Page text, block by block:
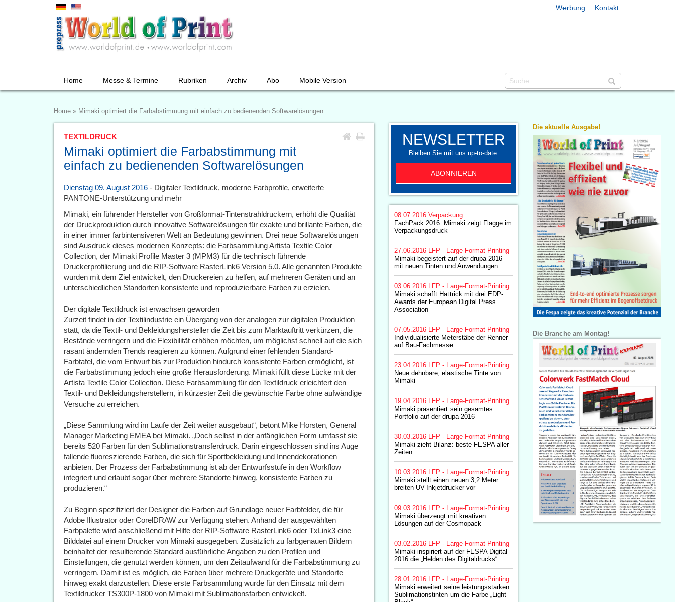
Werbung Kontakt
Home Messe & Termine Rubriken Archiv Abo Mobile Version
Home » Mimaki optimiert die Farbabstimmung mit einfach zu bedienenden Softwarelösungen
TEXTILDRUCK
Mimaki optimiert die Farbabstimmung mit
einfach zu bedienenden Softwarelösungen
Dienstag 09. August 2016 - Digitaler Textildruck, moderne Farbprofile, erweiterte
PANTONE-Unterstützung und mehr
Mimaki, ein führender Hersteller von Großformat-Tintenstrahldruckern, erhöht die Qualität
der Druckproduktion durch innovative Softwarelösungen für exakte und brillante Farben, die
in einer immer farbintensiveren Welt an Bedeutung gewinnen. Drei neue Softwarelösungen
sind Ausdruck dieses modernen Konzepts: die Farbsammlung Artista Textile Color
Collection, der Mimaki Profile Master 3 (MPM3) für die technisch führende
Druckerprofilierung und die RIP-Software RasterLink6 Version 5.0. Alle genannten Produkte
wurden mit dem Ziel entwickelt, den Druckereien zu helfen, auf mehreren Geräten und an
unterschiedlichen Standorten konsistente und reproduzierbare Farben zu erzielen.
Der digitale Textildruck ist erwachsen geworden
Zurzeit findet in der Textilindustrie ein Übergang von der analogen zur digitalen Produktion
statt, da die Textil- und Bekleidungshersteller die Zeit bis zum Marktauftritt verkürzen, die
Bestände verringern und die Flexibilität erhöhen möchten, um möglichst schnell auf die sich
rasant ändernden Trends reagieren zu können. Aufgrund einer fehlenden Standard-
Farbtafel, die vom Entwurf bis zur Produktion hindurch konsistente Farben ermöglicht, ist
die Farbabstimmung jedoch eine große Herausforderung. Mimaki füllt diese Lücke mit der
Artista Textile Color Collection. Diese Farbsammlung für den Textildruck erleichtert den
Textil- und Bekleidungsherstellern, in kürzester Zeit die gewünschte Farbe ohne aufwändige
Versuche zu erreichen.
„Diese Sammlung wird im Laufe der Zeit weiter ausgebaut“, betont Mike Horsten, General
Manager Marketing EMEA bei Mimaki. „Doch selbst in der anfänglichen Form umfasst sie
bereits 520 Farben für den Sublimationstransferdruck. Darin eingeschlossen sind ins Auge
fallende fluoreszierende Farben, die sich für Sportbekleidung und Innendekorationen
anbieten. Der Prozess der Farbabstimmung ist ab der Entwurfsstufe in den Workflow
integriert und erlaubt sogar über mehrere Standorte hinweg, konsistente Farben zu
produzieren.“
Zu Beginn spezifiziert der Designer die Farben auf Grundlage neuer Farbfelder, die für
Adobe Illustrator oder CorelDRAW zur Verfügung stehen. Anhand der ausgewählten
Farbpalette wird anschließend mit Hilfe der RIP-Software RasterLink6 oder TxLink3 eine
Bilddatei auf einem Drucker von Mimaki ausgegeben. Zusätzlich zu farbgenauen Bildern
beinhaltet der resultierende Standard ausführliche Angaben zu den Profilen und
Einstellungen, die genutzt werden können, um den Zeitaufwand für die Farbabstimmung zu
verringern. Damit ist es möglich, die Farben über mehrere Druckgeräte und Standorte
hinweg exakt darzustellen. Diese erste Farbsammlung wurde für den Einsatz mit dem
Textildrucker TS300P-1800 von Mimaki mit Sublimationsfarben entwickelt.
NEWSLETTER
Bleiben Sie mit uns up-to-date.
ABONNIEREN
08.07.2016 Verpackung
FachPack 2016: Mimaki zeigt Flagge im
Verpackungsdruck
27.06.2016
LFP - Large-Format-Printing
Mimaki begeistert auf der drupa 2016
mit neuen Tinten und Anwendungen
03.06.2016
LFP - Large-Format-Printing
Mimaki schafft Hattrick mit drei EDP-
Awards der European Digital Press
Association
07.05.2016
LFP - Large-Format-Printing
Individualisierte Meterstäbe der Renner
auf Bau-Fachmesse
23.04.2016
LFP - Large-Format-Printing
Neue dehnbare, elastische Tinte von
Mimaki
19.04.2016
LFP - Large-Format-Printing
Mimaki präsentiert sein gesamtes
Portfolio auf der drupa 2016
30.03.2016
LFP - Large-Format-Printing
Mimaki zieht Bilanz: beste FESPA aller
Zeiten
10.03.2016
LFP - Large-Format-Printing
Mimaki stellt einen neuen 3,2 Meter
breiten UV-Inkjetdrucker vor
09.03.2016
LFP - Large-Format-Printing
Mimaki überzeugt mit kreativen
Lösungen auf der Cosmopack
03.02.2016
LFP - Large-Format-Printing
Mimaki inspiriert auf der FESPA Digital
2016 die „Helden des Digitaldrucks“
28.01.2016
LFP - Large-Format-Printing
Mimaki erweitert seine leistungsstarken
Sublimationstinten um die Farbe „Light
Die aktuelle Ausgabe!
Die Branche am Montag!